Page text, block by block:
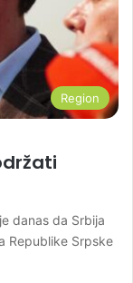
Region
danas da Srbija
Republike Srpske